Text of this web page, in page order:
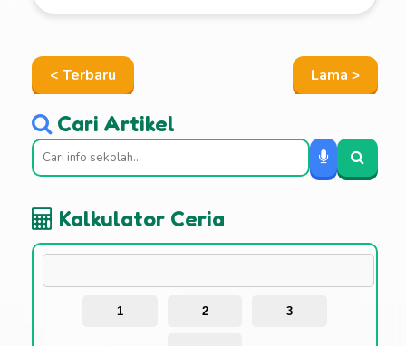
< Terbaru Lama >
Cari Artikel
Kalkulator Ceria
1 2 3